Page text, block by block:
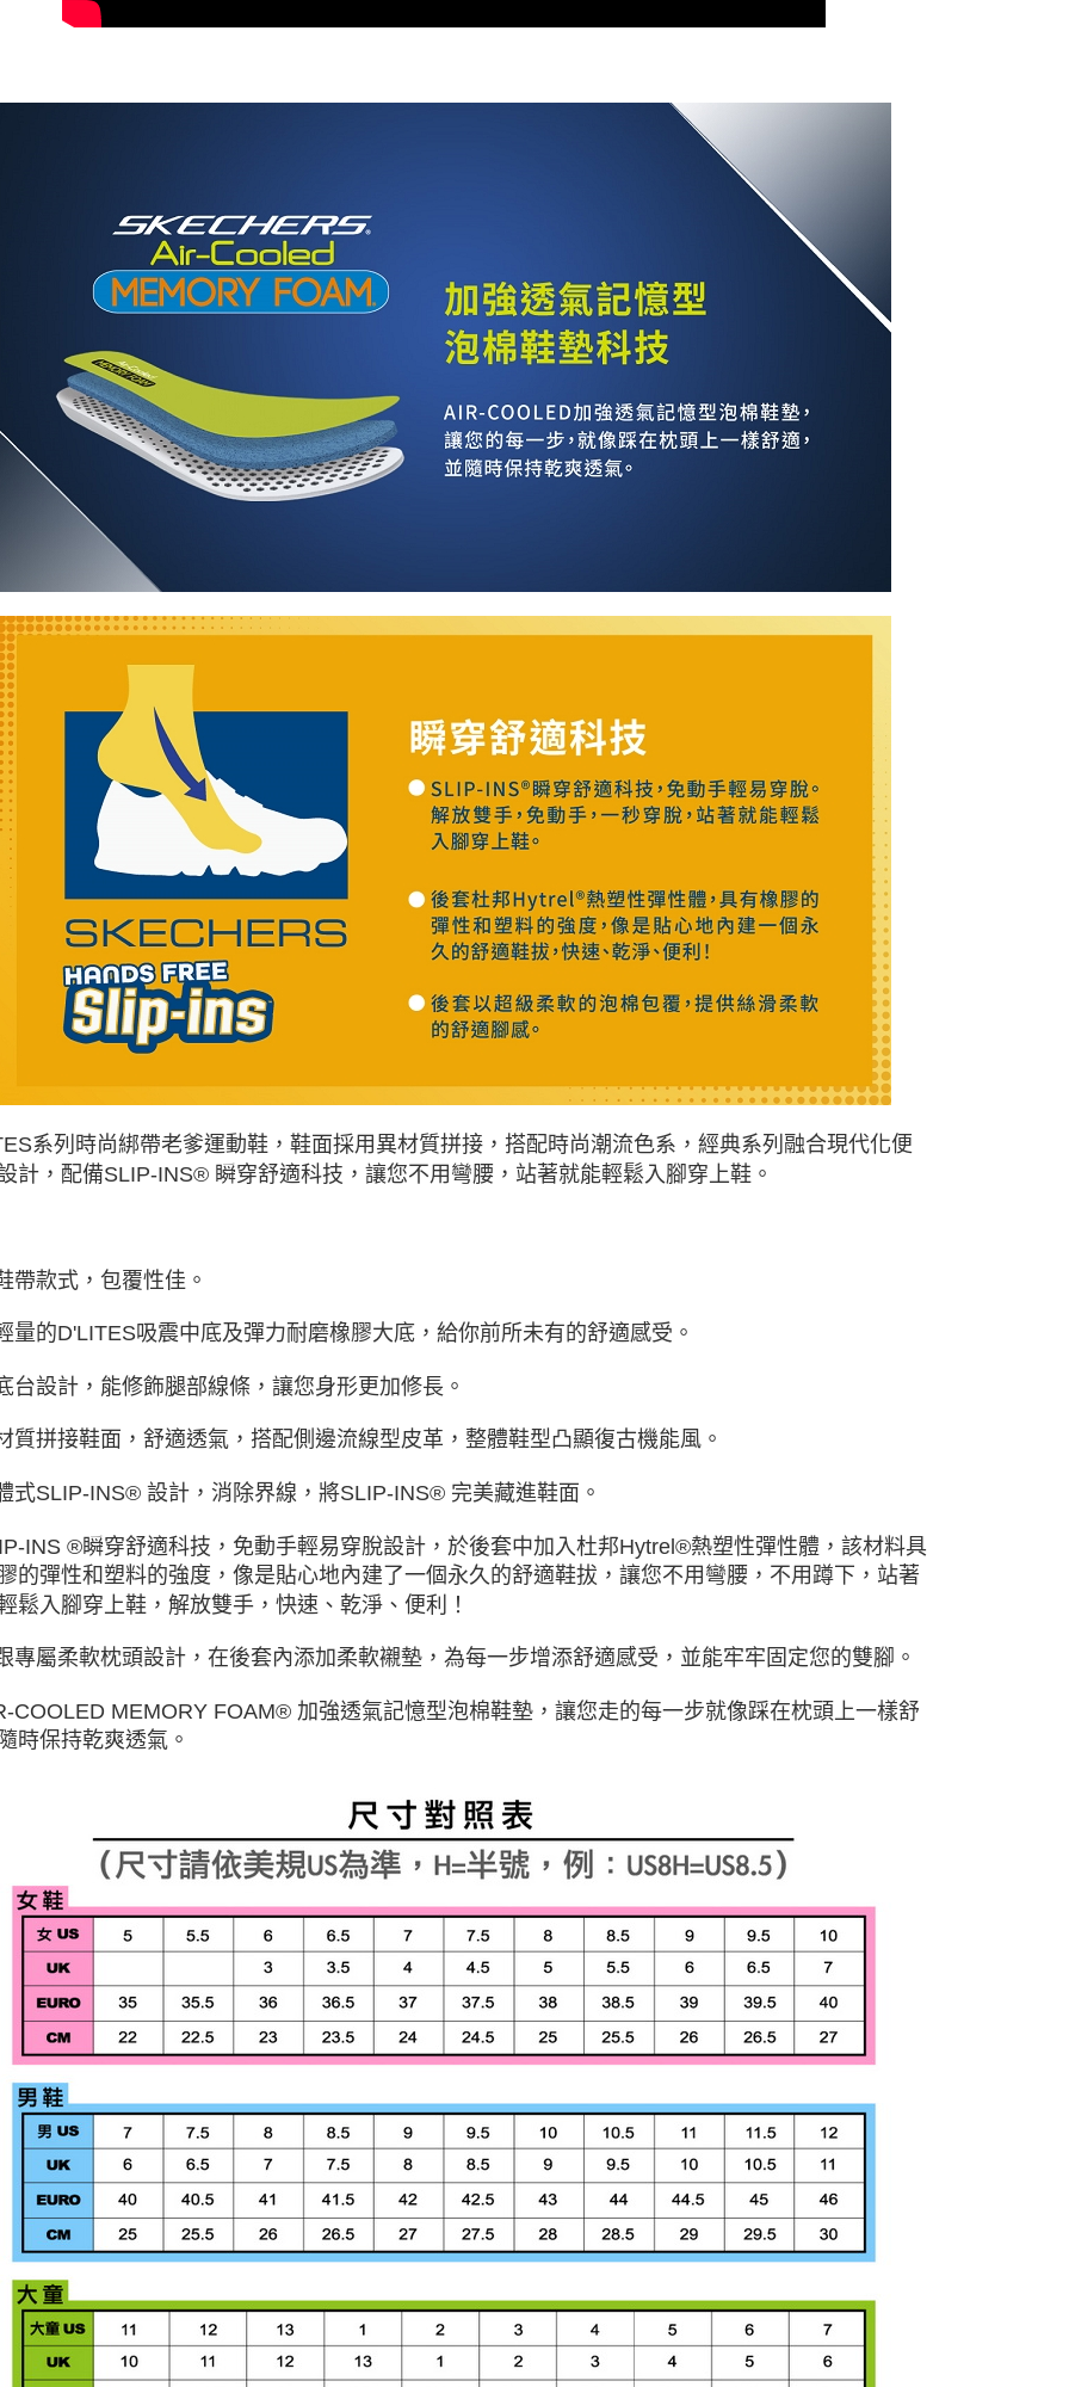
系列時尚綁帶老爹運動鞋，鞋面採用異材質拼接，搭配時尚潮流色系，經典系列融合現代化便
計，配備SLIP-INS® 瞬穿舒適科技，讓您不用彎腰，站著就能輕鬆入腳穿上鞋。
帶款式，包覆性佳。
量的D'LITES吸震中底及彈力耐磨橡膠大底，給你前所未有的舒適感受。
台設計，能修飾腿部線條，讓您身形更加修長。
質拼接鞋面，舒適透氣，搭配側邊流線型皮革，整體鞋型凸顯復古機能風。
式SLIP-INS® 設計，消除界線，將SLIP-INS® 完美藏進鞋面。
INS ®瞬穿舒適科技，免動手輕易穿脫設計，於後套中加入杜邦Hytrel®熱塑性彈性體，該材料具
的彈性和塑料的強度，像是貼心地內建了一個永久的舒適鞋拔，讓您不用彎腰，不用蹲下，站著
鬆入腳穿上鞋，解放雙手，快速、乾淨、便利！
專屬柔軟枕頭設計，在後套內添加柔軟襯墊，為每一步增添舒適感受，並能牢牢固定您的雙腳。
COOLED MEMORY FOAM® 加強透氣記憶型泡棉鞋墊，讓您走的每一步就像踩在枕頭上一樣舒
時保持乾爽透氣。